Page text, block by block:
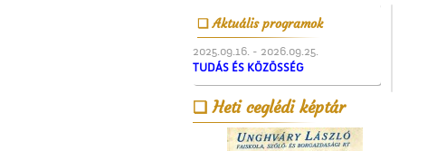
Aktuális programok
2025.09.16. - 2026.09.25.
TUDÁS ÉS KÖZÖSSÉG
Heti ceglédi képtár
A ceglédi katolikus
templom tornya